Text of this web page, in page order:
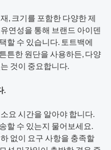
, 크기를 포함한 다양한 제
연성을 통해 브랜드 아이덴
할 수 있습니다. 토트백에
튼한 원단을 사용하든, 다양
것이 중요합니다.
.
요 시간을 알아야 합니다.
할 수 있는지 물어보세요.
없이 요구 사항을 충족할